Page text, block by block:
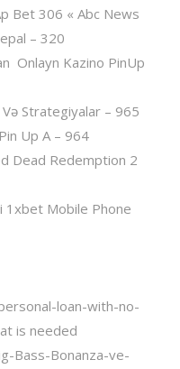
Bet 306 « Abc News
– 320
Onlayn Kazino PinUp
Strategiyalar – 965
Up A – 964
Dead Redemption 2
1xbet Mobile Phone
loan-with-no-
is needed
Bass-Bonanza-ve-